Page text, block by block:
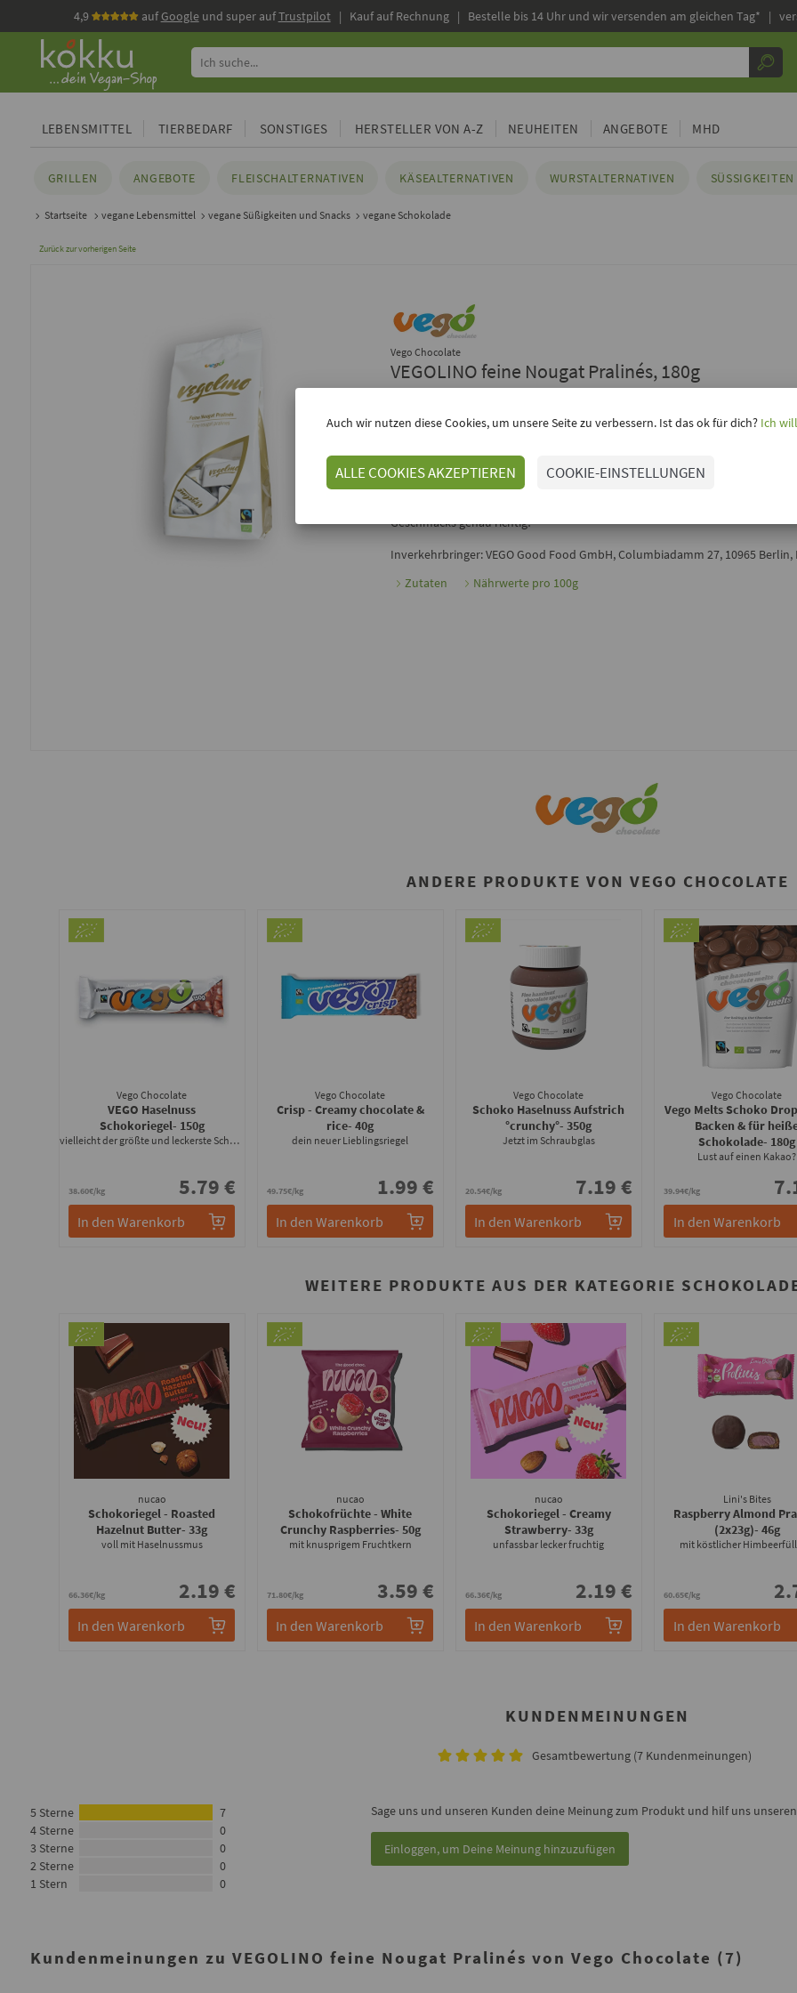
4,9 aufGoogleund super aufTrustpilot| Kauf auf Rechnung | Bestelle bis 14 Uhr und wir versenden am gleichen Tag* |
LEBENSMITTEL TIERBEDARF SONSTIGES HERSTELLER VON A-Z NEUHEITEN ANGEBOTE MHD
GRILLEN ANGEBOTE FLEISCHALTERNATIVEN KÄSEALTERNATIVEN WURSTALTERNATIVEN SÜSSIGKEITEN
Startseite vegane Lebensmittel vegane Süßigkeiten und Snacks vegane Schokolade
Zurück zur vorherigen Seite
Vego Chocolate
VEGOLINO feine Nougat Pralinés, 180g
Einloggen, um Deine Meinung hinzuzufügen
VEGOLINO FEINE NOUGAT PRALINÉS VON VEGO CHOCOLATE
Mit denVEGOLINO NougatprálineshabenVego Chocolateeinen richtig
gelandet! Die leckeren und einzeln verpackten Prálines sind natürlich vegan,
Geschmacks genau richtig!
Inverkehrbringer: VEGO Good Food GmbH, Columbiadamm 27, 10965 Berlin,
Zutaten
Nährwerte pro 100g
ANDERE PRODUKTE VON VEGO CHOCOLATE
Vego Chocolate
VEGO Haselnuss
Schokoriegel- 150g
vielleicht der größte und leckerste Schokoriegel der Welt!
38.60€/kg 5.79 €
In den Warenkorb
Vego Chocolate
Crisp - Creamy chocolate &
rice- 40g
dein neuer Lieblingsriegel
49.75€/kg 1.99 €
In den Warenkorb
Vego Chocolate
Schoko Haselnuss Aufstrich
°crunchy°- 350g
Jetzt im Schraubglas
20.54€/kg 7.19 €
In den Warenkorb
Vego Chocolate
Vego Melts Schoko
Backen & für
Schokolade- 180g
Lust auf einen Kakao?
39.94€/kg
In den Warenkorb
WEITERE PRODUKTE AUS DER KATEGORIE
nucao
Schokoriegel - Roasted
Hazelnut Butter- 33g
voll mit Haselnussmus
66.36€/kg 2.19 €
In den Warenkorb
nucao
Schokofrüchte - White
Crunchy Raspberries- 50g
mit knusprigem Fruchtkern
71.80€/kg 3.59 €
In den Warenkorb
nucao
Schokoriegel - Creamy
Strawberry- 33g
unfassbar lecker fruchtig
66.36€/kg 2.19 €
In den Warenkorb
Lini's Bites
Raspberry Almond
(2x23g)- 46g
mit köstlicher
60.65€/kg
In den Warenkorb
KUNDENMEINUNGEN
Gesamtbewertung (7 Kundenmeinungen)
5 Sterne
7
4 Sterne
0
3 Sterne
0
2 Sterne
0
1 Stern
0
Sage uns und unseren Kunden deine Meinung zum Produkt und hilf uns
Einloggen, um Deine Meinung hinzuzufügen
Kundenmeinungen zu VEGOLINO feine Nougat Pralinés von Vego Chocolate (7)
Auch wir nutzen diese Cookies, um unsere Seite zu verbessern. Ist das ok für dich?Ich
ALLE COOKIES AKZEPTIEREN COOKIE-EINSTELLUNGEN